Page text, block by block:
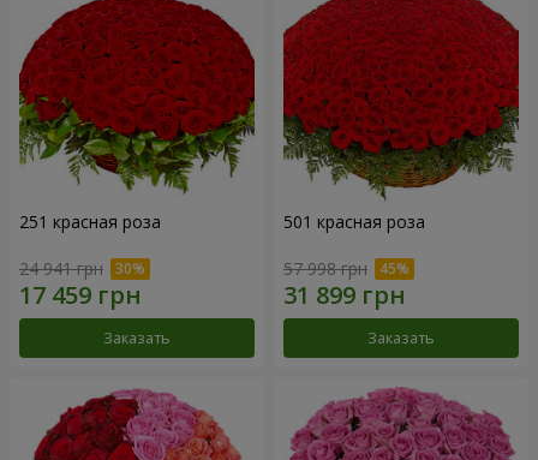
251 красная роза
24 941 грн
Заказать
501 красная роза
57 998 грн
Заказать